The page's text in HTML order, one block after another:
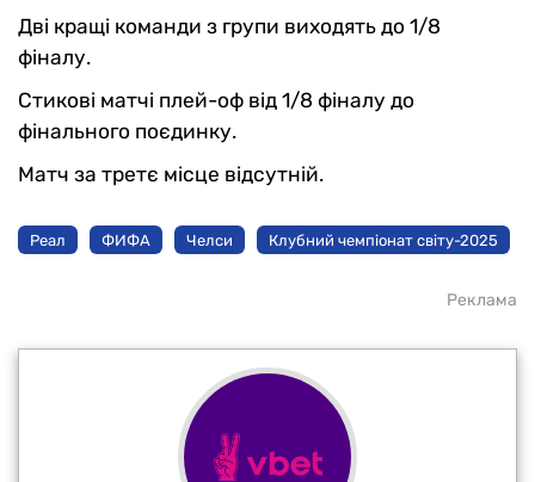
Дві кращі команди з групи виходять до 1/8
фіналу.
Стикові матчі плей-оф від 1/8 фіналу до
фінального поєдинку.
Матч за третє місце відсутній.
Реал ФИФА Челси Клубний чемпіонат світу-2025
Реклама